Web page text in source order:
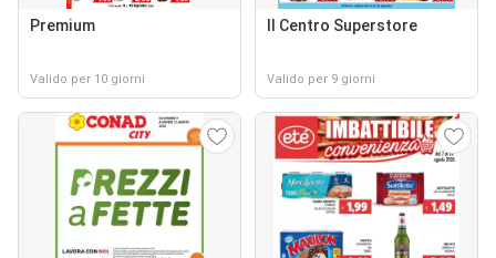
Premium
Valido per 10 giorni
Il Centro Superstore
Valido per 9 giorni